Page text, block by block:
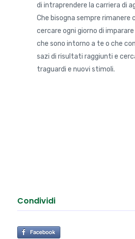
di intraprendere la carriera di
Che bisogna sempre rimanere
cercare ogni giorno di
che sono intorno a te o che
sazi di risultati raggiunti e
traguardi e nuovi stimoli.
Condividi